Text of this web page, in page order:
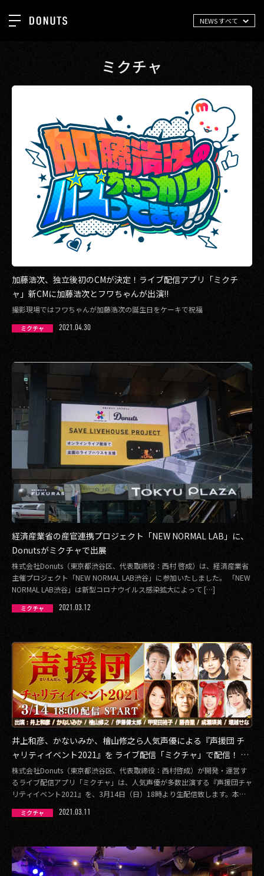
NEWS すべて
お知らせ
ジョブカン
ミクチャ
医療(CLIUS)
出版メディア
美少女図鑑
イベント
その他事業
2023
2022
2021
2020
2019
2018
2016
2013
2012
2011
2010
2009
ABOUT
SERVICES
GROUP
RECRUIT
CONTACT
PRIVACY POLICY
ミクチャ
加藤浩次、独立後初のCMが決定！ライブ配信アプリ「ミクチ
ャ」新CMに加藤浩次とフワちゃんが出演!!
撮影現場ではフワちゃんが加藤浩次の誕生日をケーキで祝福
ミクチャ 2021.04.30
経済産業省の産官連携プロジェクト「NEW NORMAL LAB」に、
Donutsがミクチャで出展
株式会社Donuts（東京都渋谷区、代表取締役：西村 啓成）は、経済産業省
主催プロジェクト「NEW NORMAL LAB渋谷」に参加いたしました。 「NEW
NORMAL LAB渋谷」は新型コロナウイルス感染拡大によって […]
ミクチャ 2021.03.12
井上和彦、かないみか、檜山修之ら人気声優による『声援団 チ
ャリティイベント2021』を ライブ配信「ミクチャ」で配信！ 売
上は義援金として寄付
株式会社Donuts（東京都渋谷区、代表取締役：西村啓成）が開発・運営す
るライブ配信アプリ「ミクチャ」は、人気声優が多数出演する『声援団チャ
リティイベント2021』を、3月14日（日）18時より生配信致します。本放
ミクチャ 2021.03.11